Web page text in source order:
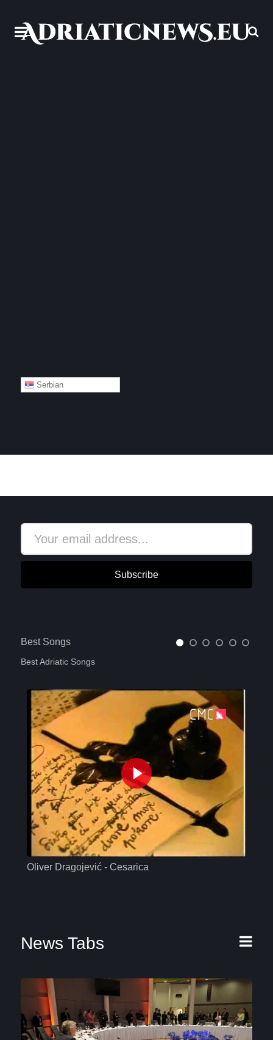
Serbian
Subscribe
Best Songs
Best Adriatic Songs
Oliver Dragojević - Cesarica
News Tabs